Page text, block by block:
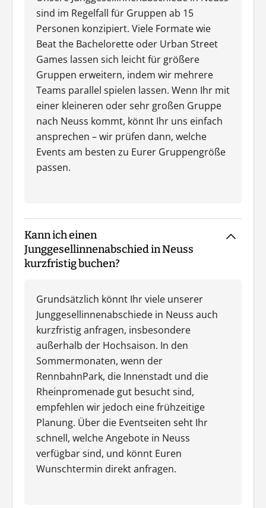
sind im Regelfall für Gruppen ab 15
Personen konzipiert. Viele Formate wie
Beat the Bachelorette oder Urban Street
Games lassen sich leicht für größere
Gruppen erweitern, indem wir mehrere
Teams parallel spielen lassen. Wenn Ihr mit
einer kleineren oder sehr großen Gruppe
nach Neuss kommt, könnt Ihr uns einfach
ansprechen – wir prüfen dann, welche
Events am besten zu Eurer Gruppengröße
passen.
Kann ich einen
Junggesellinnenabschied in Neuss
kurzfristig buchen?
Grundsätzlich könnt Ihr viele unserer
Junggesellinnenabschiede in Neuss auch
kurzfristig anfragen, insbesondere
außerhalb der Hochsaison. In den
Sommermonaten, wenn der
RennbahnPark, die Innenstadt und die
Rheinpromenade gut besucht sind,
empfehlen wir jedoch eine frühzeitige
Planung. Über die Eventseiten seht Ihr
schnell, welche Angebote in Neuss
verfügbar sind, und könnt Euren
Wunschtermin direkt anfragen.